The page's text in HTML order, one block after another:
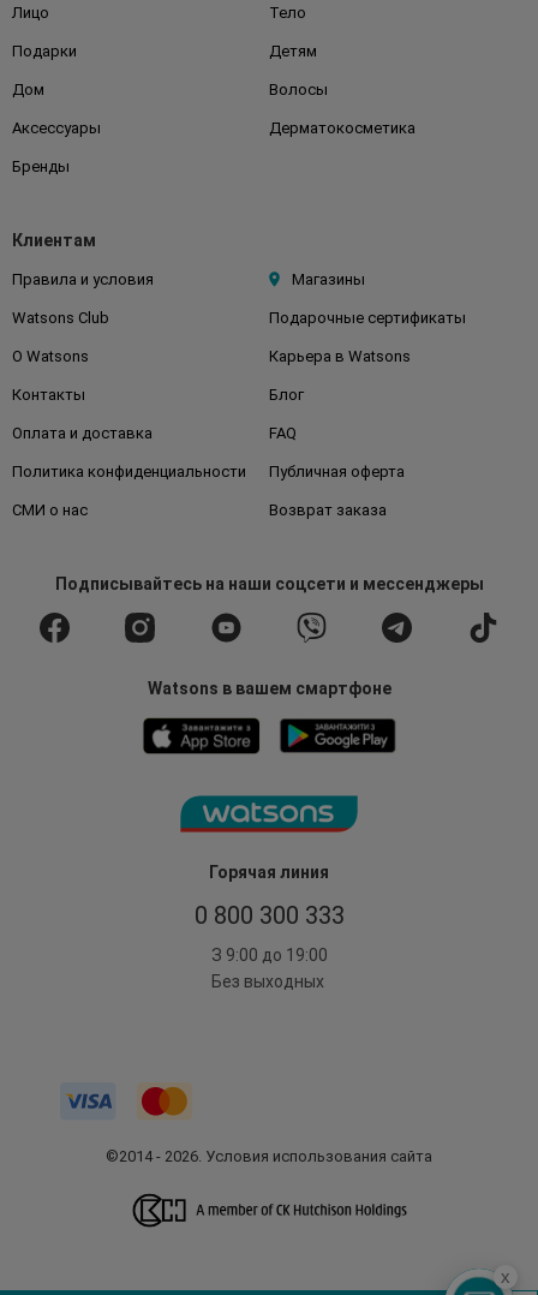
Горячая линия
0 800 300 333
З 9:00 до 19:00
Без выходных
Лицо Тело
Подарки Детям
Дом Волосы
Аксессуары Дерматокосметика
Бренды
Клиентам
Правила и условия Магазины
Watsons Club Подарочные сертификаты
О Watsons Карьера в Watsons
Контакты Блог
Оплата и доставка FAQ
Политика конфиденциальности Публичная оферта
СМИ о нас Возврат заказа
Подписывайтесьна наши соцсети и мессенджеры
Watsons в вашем смартфоне
©2014 - 2026. Условия использования сайта
x